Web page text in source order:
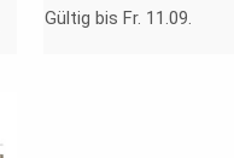
Gültig bis Fr. 11.09.